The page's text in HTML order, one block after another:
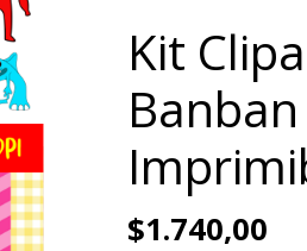
Kit
$1.740,00